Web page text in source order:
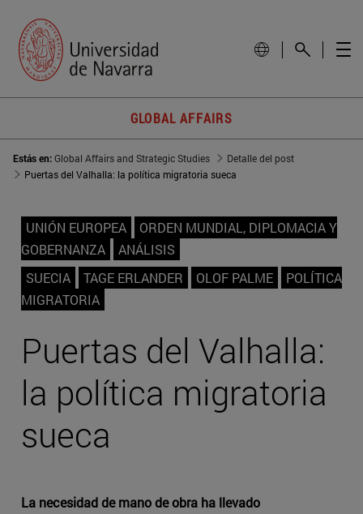
GLOBAL AFFAIRS
Estás en:Global Affairs and Strategic Studies
Detalle del post
Puertas del Valhalla: la política migratoria sueca
UNIÓN EUROPEA
ORDEN MUNDIAL, DIPLOMACIA Y
GOBERNANZA
ANÁLISIS
SUECIA
TAGE ERLANDER OLOF PALME
POLÍTICA
MIGRATORIA
Puertas del Valhalla:
la política migratoria
sueca
La necesidad de mano de obra ha llevado